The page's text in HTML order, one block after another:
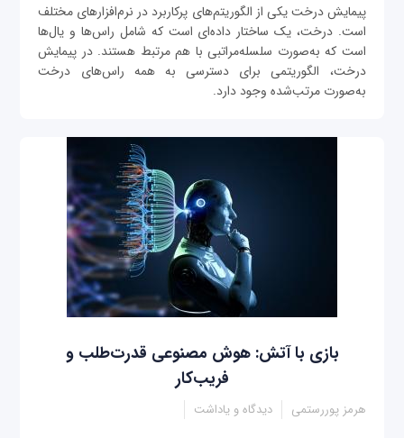
پیمایش درخت یکی از الگوریتم‌های پرکاربرد در نرم‌افزارهای مختلف
است. درخت، یک ساختار داده‌ای است که شامل راس‌ها و یال‌ها
است که به‌صورت سلسله‌مراتبی با هم مرتبط هستند. در پیمایش
درخت، الگوریتمی برای دسترسی به همه راس‌های درخت
به‌صورت مرتب‌شده وجود دارد.
بازی با آتش: هوش مصنوعی قدرت‌طلب و
فریب‌کار
هرمز پوررستمی دیدگاه و یاداشت